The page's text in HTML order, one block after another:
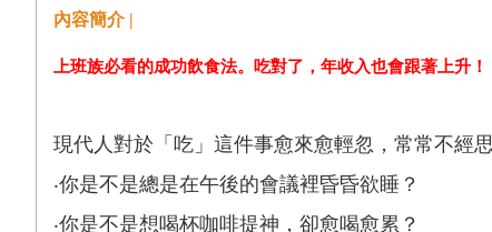
內容簡介 |
上班族必看的成功飲食法。吃對了，年收入也會跟著上升！
現代人對於「吃」這件事愈來愈輕忽，常常不經
‧你是不是總是在午後的會議裡昏昏欲睡？
‧你是不是想喝杯咖啡提神，卻愈喝愈累？